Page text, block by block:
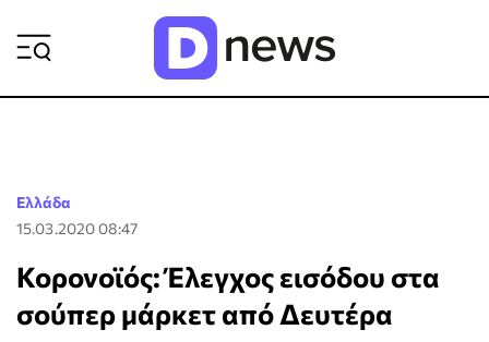
Ελλάδα
15.03.2020 08:47
Κορονοϊός: Έλεγχος εισόδου στα
σούπερ μάρκετ από Δευτέρα